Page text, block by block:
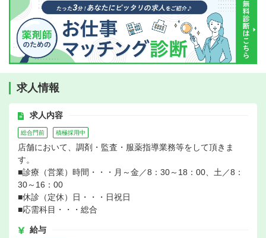
求人情報
求人内容
総合門前 積極採用中
店舗において、調剤・監査・服薬指導業務等をして頂きま
す。
■診療（営業）時間・・・月～金／8：30～18：00、土／8：
30～16：00
■休診（定休）日・・・日祝日
■応需科目・・・総合
給与